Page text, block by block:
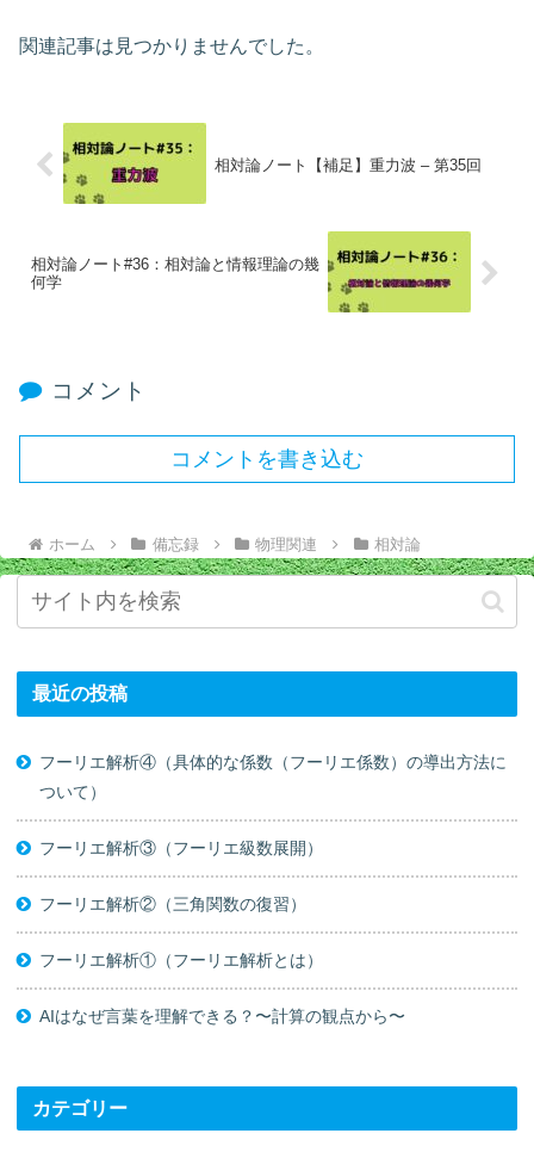
関連記事は見つかりませんでした。
相対論ノート【補足】重力波 – 第35回
相対論ノート#36：相対論と情報理論の幾
何学
コメント
コメントを書き込む
ホーム 備忘録 物理関連 相対論
最近の投稿
フーリエ解析④（具体的な係数（フーリエ係数）の導出方法に
ついて）
フーリエ解析③（フーリエ級数展開）
フーリエ解析②（三角関数の復習）
フーリエ解析①（フーリエ解析とは）
AIはなぜ言葉を理解できる？〜計算の観点から〜
カテゴリー